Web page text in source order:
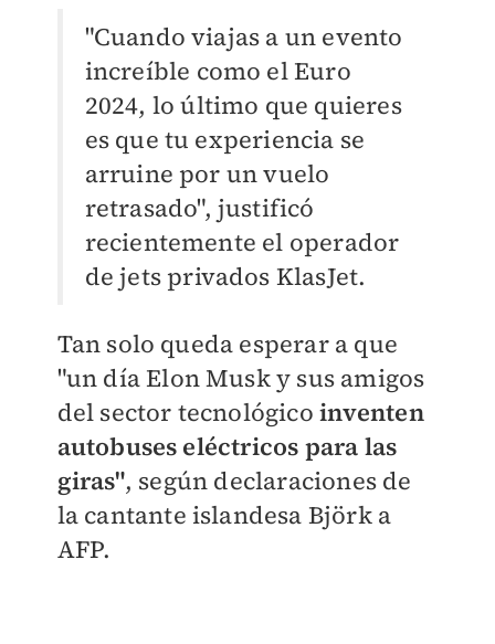
"Cuando viajas a un evento
increíble como el Euro
2024, lo último que quieres
es que tu experiencia se
arruine por un vuelo
retrasado", justificó
recientemente el operador
de jets privados KlasJet.
Tan solo queda esperar a que
"un día Elon Musk y sus amigos
del sector tecnológico inventen
autobuses eléctricos para las
giras", según declaraciones de
la cantante islandesa Björk a
AFP.